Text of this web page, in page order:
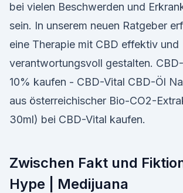
bei vielen Beschwerden und
sein. In unserem neuen Ratgeber
eine Therapie mit CBD effektiv und
verantwortungsvoll gestalten.
10% kaufen - CBD-Vital CBD-Öl
aus österreichischer Bio-CO2-
30ml) bei CBD-Vital kaufen.
Zwischen Fakt und
Hype | Medijuana